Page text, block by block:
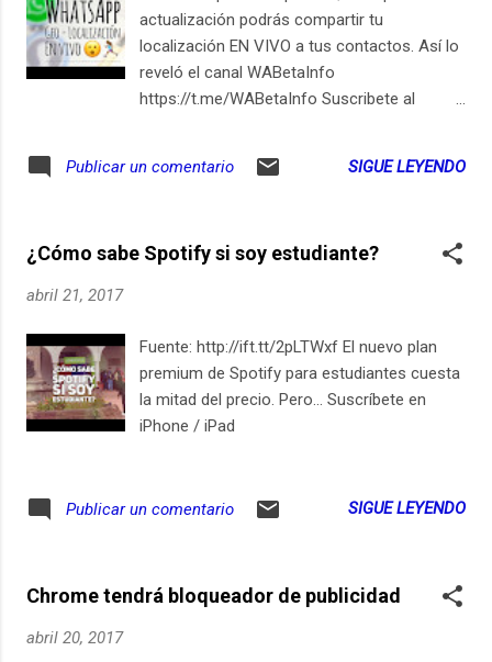
actualización podrás compartir tu
localización EN VIVO a tus contactos. Así lo
reveló el canal WABetaInfo
https://t.me/WABetaInfo Suscribete al
Publicar un comentario SIGUE LEYENDO
¿Cómo sabe Spotify si soy estudiante?
abril 21, 2017
Fuente: http://ift.tt/2pLTWxf El nuevo plan
premium de Spotify para estudiantes cuesta
la mitad del precio. Pero... Suscríbete en
iPhone / iPad
Publicar un comentario SIGUE LEYENDO
Chrome tendrá bloqueador de publicidad
abril 20, 2017